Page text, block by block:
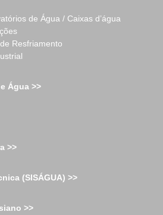
de Água / Caixas d’água
Resfriamento
Água >>
>>
(SISÁGUA) >>
>>